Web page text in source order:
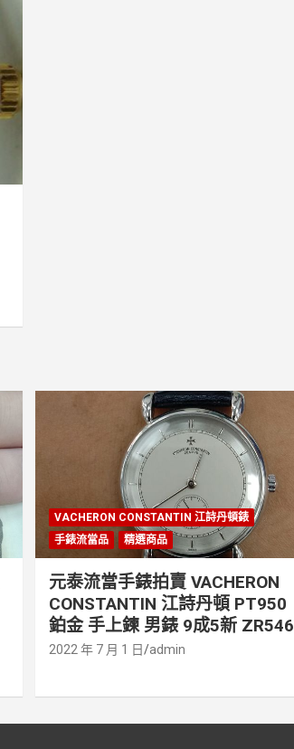
VACHERON CONSTANTIN 江詩丹頓錶
手錶流當品
精選商品
元泰流當手錶拍賣 VACHERON
CONSTANTIN 江詩丹頓 PT950
鉑金 手上鍊 男錶 9成5新 ZR546
2022 年 7 月 1 日 admin